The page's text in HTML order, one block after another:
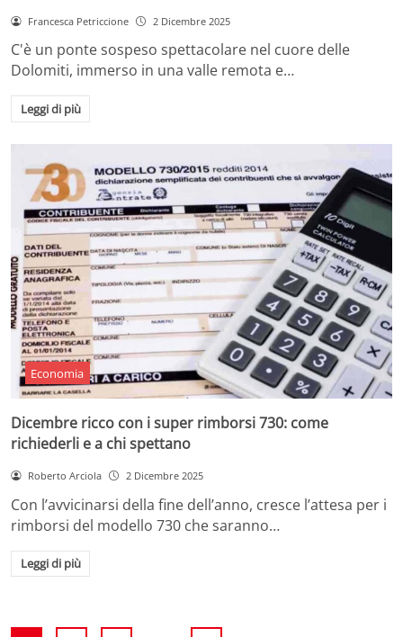
Francesca Petriccione 2 Dicembre 2025
C'è un ponte sospeso spettacolare nel cuore delle
Dolomiti, immerso in una valle remota e…
Leggi di più
Economia
Dicembre ricco con i super rimborsi 730: come
richiederli e a chi spettano
Roberto Arciola 2 Dicembre 2025
Con l’avvicinarsi della fine dell’anno, cresce l’attesa per i
rimborsi del modello 730 che saranno…
Leggi di più